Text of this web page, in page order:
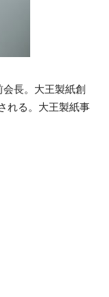
長。大王製紙創
れる。大王製紙事